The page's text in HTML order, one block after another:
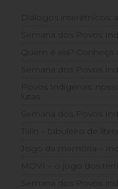
Diálogos interétnicos:
Semana dos Povos
Quem é ela? Conheça
Semana dos Povos
Povos Indígenas:
lutas
Semana dos Povos
Talin – tabuleiro de
Jogo da memória –
MOVÍ – o jogo dos
Semana dos Povos